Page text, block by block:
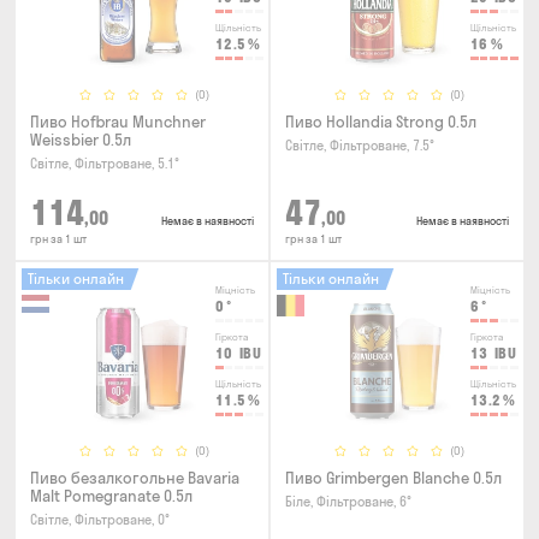
Щільність
12.5 %
(0)
Пиво Hofbrau Munchner
Weissbier 0.5л
Світле, Фільтроване, 5.1°
114,00
грн за 1 шт
Немає в наявності
Щільність
16 %
(0)
Пиво Hollandia Strong 0.5л
Світле, Фільтроване, 7.5°
47,00
грн за 1 шт
Немає в наявності
Міцність
0 °
Гіркота
10 IBU
Щільність
11.5 %
(0)
Тільки онлайн
Пиво безалкогольне Bavaria
Malt Pomegranate 0.5л
Світле, Фільтроване, 0°
Міцність
6 °
Гіркота
13 IBU
Щільність
13.2 %
(0)
Тільки онлайн
Пиво Grimbergen Blanche 0.5л
Біле, Фільтроване, 6°